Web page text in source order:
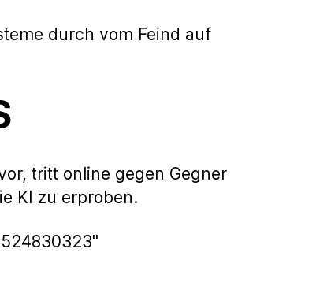
durch vom Feind auf
tritt online gegen Gegner
KI zu erproben.